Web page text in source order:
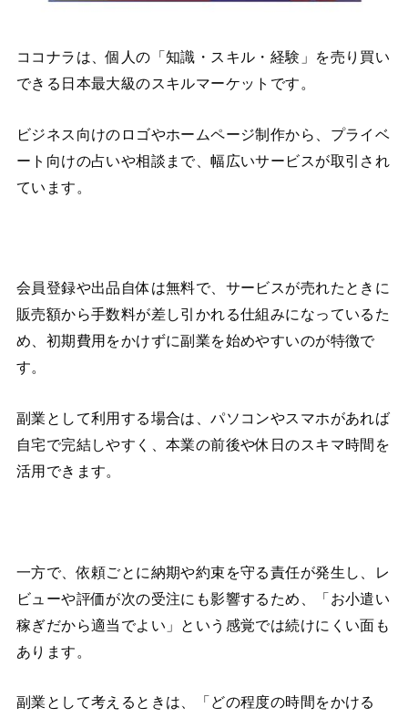
ココナラは、個人の「知識・スキル・経験」を売り買い
できる日本最大級のスキルマーケットです。
ビジネス向けのロゴやホームページ制作から、プライベ
ート向けの占いや相談まで、幅広いサービスが取引され
ています。
会員登録や出品自体は無料で、サービスが売れたときに
販売額から手数料が差し引かれる仕組みになっているた
め、初期費用をかけずに副業を始めやすいのが特徴で
す。
副業として利用する場合は、パソコンやスマホがあれば
自宅で完結しやすく、本業の前後や休日のスキマ時間を
活用できます。
一方で、依頼ごとに納期や約束を守る責任が発生し、レ
ビューや評価が次の受注にも影響するため、「お小遣い
稼ぎだから適当でよい」という感覚では続けにくい面も
あります。
副業として考えるときは、「どの程度の時間をかける